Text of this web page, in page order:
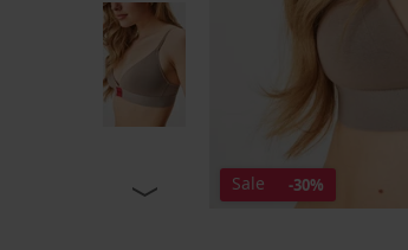
Sale -30%